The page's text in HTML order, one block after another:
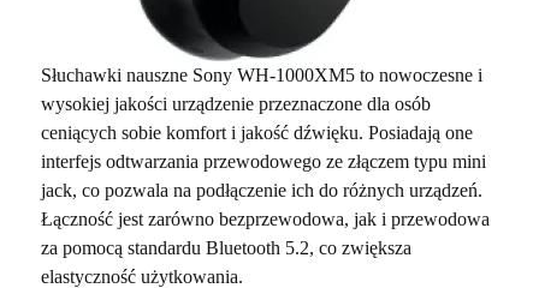
Słuchawki nauszne Sony WH-1000XM5 to nowoczesne i
wysokiej jakości urządzenie przeznaczone dla osób
ceniących sobie komfort i jakość dźwięku. Posiadają one
interfejs odtwarzania przewodowego ze złączem typu mini
jack, co pozwala na podłączenie ich do różnych urządzeń.
Łączność jest zarówno bezprzewodowa, jak i przewodowa
za pomocą standardu Bluetooth 5.2, co zwiększa
elastyczność użytkowania.